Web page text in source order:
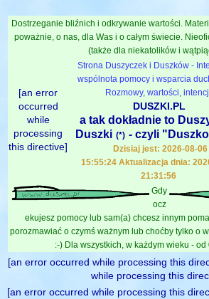
Dostrzeganie bliźnich i odkrywanie wartości.
poważnie, o nas, dla Was i o całym świecie.
(także dla niekatolików i
[an error
occurred
while
processing
this directive]
Strona Duszyczek i Duszków -
wspólnota pomocy i wsparcia
Rozmowy, wartości,
DUSZKI.PL
a tak dokładnie to
Duszki (*) - czyli
Dzisiaj jest: 2026-08-06
15:55:24 Aktualizacja dnia:
21:31:56
Gdy
ocz
ekujesz pomocy lub sam(a) chcesz innym
porozmawiać o czymś ważnym lub choćby tylko o
:-) Dla wszystkich, w każdym wieku - od
[an error occurred while processing this
while processing this
[an error occurred while processing this